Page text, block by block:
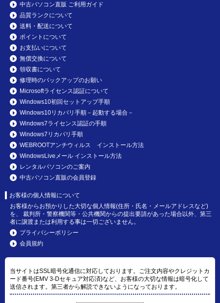
中古パソコン直販 ご利用ガイド
品質ランクについて
送料・配送について
ポイントについて
お支払いについて
無償交換について
領収書について
修理時のバックアップのお願い
Microsoftライセンス認証について
Windows10初回セットアップ手順
Windows10リカバリ手順－起動する場合－
Windows7ライセンス認証の手順
Windows7リカバリ手順
WEBROOTアンチウィルス インストール方法
WindowsLiveメール インストール方法
レンタルパソコンのご案内
中古パソコン直販の会員登録
お客様の個人情報について
お客様からお預かりした大切な個人情報(住所・氏名・メールアドレスなど)
を、 裁判所・警察機関等・公共機関からの提出要請があった場合以外、第三
者に譲渡または利用する事は一切ございません。
プライバシーポリシー
会員規約
当サイトはSSL暗号化通信に対応しております。ご注文内容やクレジットカ
ード番号(EMV 3-Dセキュア対応済)など、お客様の大切な情報は暗号化して
送信されます。第三者から解読できないようになっております。